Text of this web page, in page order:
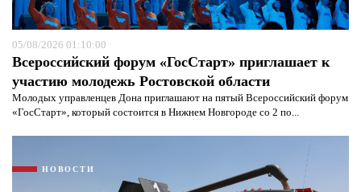
05/08/2026 01:10:00
Всероссийский форум «ГосСтарт» приглашает к
участию молодежь Ростовской области
Молодых управленцев Дона приглашают на пятый Всероссийский форум
«ГосСтарт», который состоится в Нижнем Новгороде со 2 по...
НОВОСТИ